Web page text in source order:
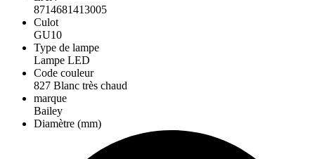
8714681413005
Culot
GU10
Type de lampe
Lampe LED
Code couleur
827 Blanc très chaud
marque
Bailey
Diamètre (mm)